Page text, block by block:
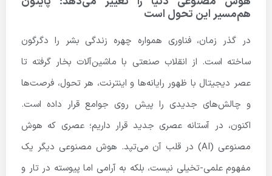
هم‌مسیر این تحول است
در گذر زمان، فناوری همواره چهره زندگی بشر را دگرگون
ساخته است. از انقلاب صنعتی با ماشین‌آلات بخار گرفته تا
عصر دیجیتال با ظهور رایانه‌ها و اینترنت، هر تحول، فرصت‌ها
و چالش‌های جدیدی را پیش روی جوامع قرار داده است.
اکنون، در آستانه عصری جدید قرار داریم؛ عصری که هوش
مصنوعی (AI) در قلب آن می‌تپد. هوش مصنوعی دیگر یک
مفهوم علمی-تخیلی نیست، بلکه به آرامی اما پیوسته در تار و